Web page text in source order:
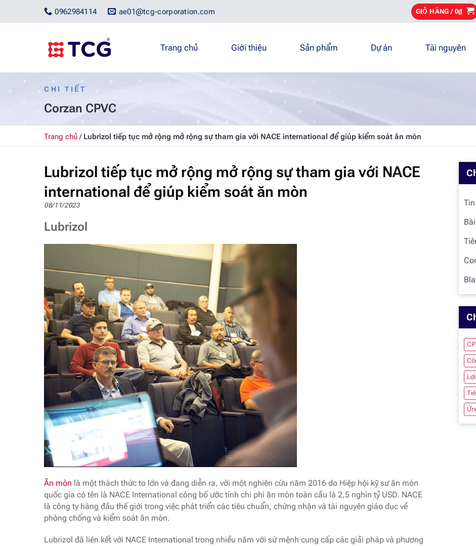
ae01@tcg-corporation.com
0962984114 GIỎ HÀNG / 0₫
Trang chủ Giới thiệu Sản phẩm Dự án Tài nguyên
CHI TIẾT
Corzan CPVC
Trang chủ/ Lubrizol tiếp tục mở rộng mở rộng sự tham gia với NACE international để giúp kiểm soát ăn mòn
Lubrizol tiếp tục mở rộng mở rộng sự tham gia với NACE
international để giúp kiểm soát ăn mòn
08/11/2023
Lubrizol
Ăn mòn là một thách thức to lớn và đang diễn ra, với một nghiên cứu năm 2016 do Hiệp hội kỹ sư ăn mòn
quốc gia có tên là NACE International công bố ước tính chi phí ăn mòn toàn cầu là 2,5 nghìn tỷ USD. NACE
là công ty hàng đầu thế giới trong việc phát triển các tiêu chuẩn, chứng nhận và tài nguyên giáo dục về
phòng chống và kiểm soát ăn mòn.
Lubrizol đã liên kết với NACE International trong nhiều năm với sứ mệnh cung cấp các giải pháp và phương